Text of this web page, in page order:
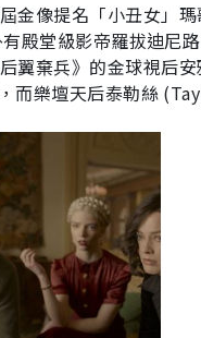
金像提名「小丑女」
殿堂級影帝羅拔迪尼
翼棄兵》的金球視后
樂壇天后泰勒絲